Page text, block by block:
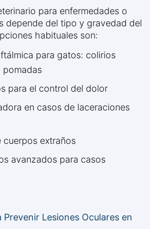
para enfermedades o
depende del tipo y gravedad del
habituales son:
para gatos: colirios
pomadas
para el control del dolor
en casos de laceraciones
cuerpos extraños
avanzados para casos
Lesiones Oculares en